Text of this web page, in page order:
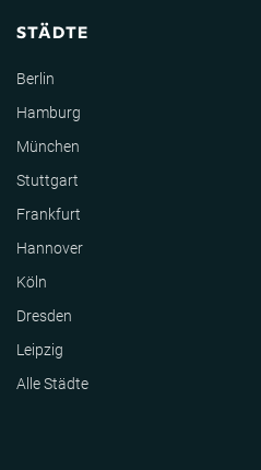
STÄDTE
Berlin
Hamburg
München
Stuttgart
Frankfurt
Hannover
Köln
Dresden
Leipzig
Alle Städte